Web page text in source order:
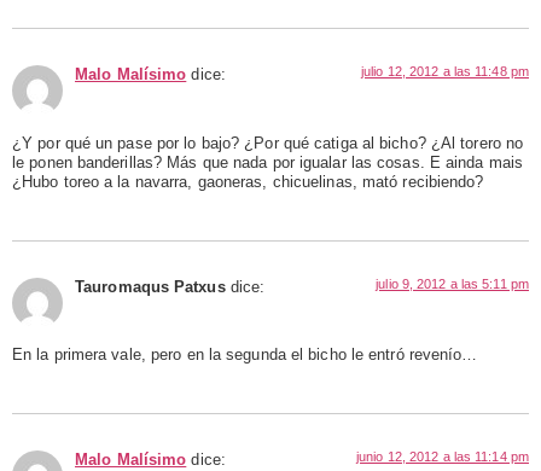
Malo Malísimo dice: julio 12, 2012 a las 11:48 pm
¿Y por qué un pase por lo bajo? ¿Por qué catiga al bicho? ¿Al torero no
le ponen banderillas? Más que nada por igualar las cosas. E ainda mais
¿Hubo toreo a la navarra, gaoneras, chicuelinas, mató recibiendo?
Tauromaqus Patxus dice: julio 9, 2012 a las 5:11 pm
En la primera vale, pero en la segunda el bicho le entró revenío…
Malo Malísimo dice: junio 12, 2012 a las 11:14 pm